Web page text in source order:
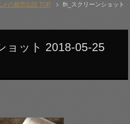
の都市伝説 TOP
th_スクリーンショット
ョット 2018-05-25